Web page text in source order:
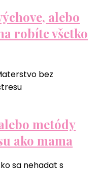
alebo
robíte všetko
metódy
ako mama